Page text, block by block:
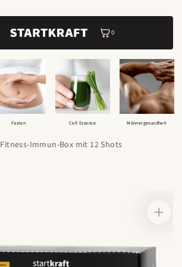
00
Fasten Cell Essence Männergesundheit
Fitness-Immun-Box mit 12 Shots